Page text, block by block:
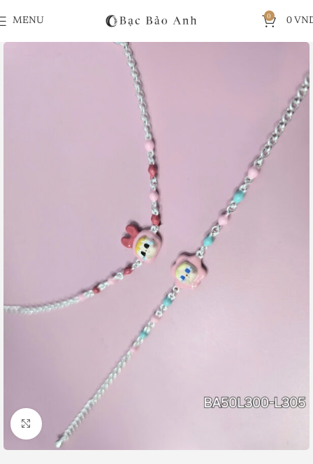
MENU
0
0
Nhấp để phóng to